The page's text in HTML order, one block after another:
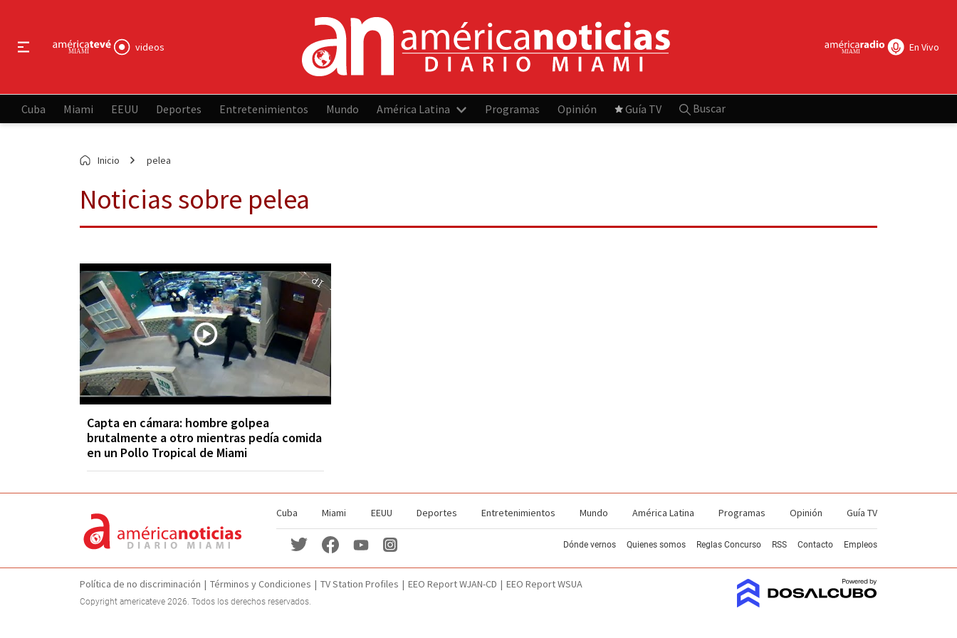
videos En Vivo
Cuba Miami EEUU Deportes Entretenimientos Mundo América Latina Programas Opinión Guía TV Buscar
Inicio pelea
Noticias sobre pelea
Capta en cámara: hombre golpea
brutalmente a otro mientras pedía comida
en un Pollo Tropical de Miami
Cuba Miami EEUU Deportes Entretenimientos Mundo América Latina Programas Opinión Guía TV
Dónde vernos Quienes somos Reglas Concurso RSS Contacto Empleos
Política de no discriminación Términos y Condiciones TV Station Profiles EEO Report WJAN-CD EEO Report WSUA
Copyright americateve 2026. Todos los derechos reservados.